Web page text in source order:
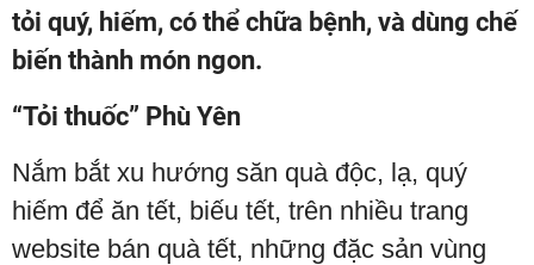
tỏi quý, hiếm, có thể chữa bệnh, và dùng chế
biến thành món ngon.
“Tỏi thuốc” Phù Yên
Nắm bắt xu hướng săn quà độc, lạ, quý
hiếm để ăn tết, biếu tết, trên nhiều trang
website bán quà tết, những đặc sản vùng